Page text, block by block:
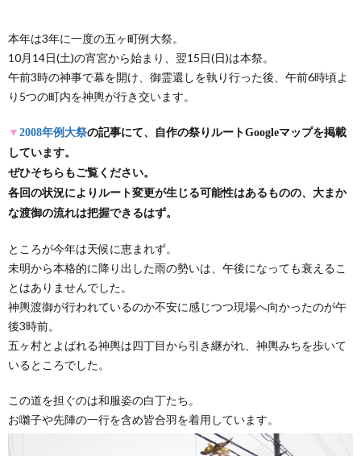
本年は3年に一度の五ヶ町例大祭。
10月14日(土)の宵宮から始まり、翌15日(日)は本祭。
午前3時の神事で幕を開け、御霊還しを執り行った後、午前6時頃よ
り5つの町内を神輿が行き交います。
▼ 2008年例大祭の記事にて、自作の祭りルートGoogleマップを掲載
しています。
ぜひそちらもご覧ください。
各回の状況によりルート変更が生じる可能性はあるものの、大まか
な渡御の流れは把握できるはず。
ところが今年は天候に恵まれず。
未明から本格的に降り出した雨の勢いは、午後になっても衰えるこ
とはありませんでした。
神輿渡御が行われているのか不安に感じつつ現場へ向かったのが午
後3時前。
五ヶ村とよばれる神輿は四丁目から引き継がれ、神輿みちを歩いて
いるところでした。
この道を担ぐのは和服姿の白丁たち。
お囃子や先陣の一行を含め皆合羽を着用しています。